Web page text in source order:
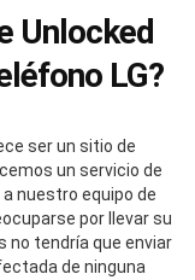
Unlocked
LG?
ser un sitio de
un servicio de
nuestro equipo de
por llevar su
no tendría que enviar
de ninguna